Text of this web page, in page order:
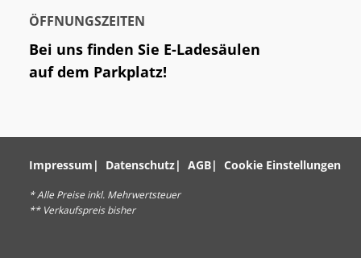
ÖFFNUNGSZEITEN
Bei uns finden Sie E-Ladesäulen
auf dem Parkplatz!
Impressum Datenschutz AGB Cookie Einstellungen
* Alle Preise inkl. Mehrwertsteuer
** Verkaufspreis bisher